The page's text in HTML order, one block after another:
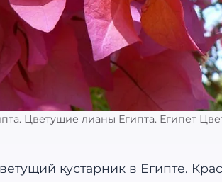
Цветущие лианы Египта. Египет